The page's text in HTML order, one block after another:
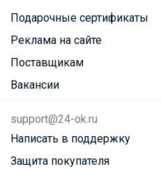
Подарочные сертификаты
Реклама на сайте
Поставщикам
Вакансии
support@24-ok.ru
Написать в поддержку
Защита покупателя